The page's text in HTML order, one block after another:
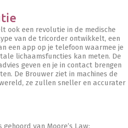
ook een revolutie in de medische
van de tricorder ontwikkelt, een
een app op je telefoon waarmee je
lichaamsfuncties kan meten. De
geven en je in contact brengen
De Brouwer ziet in machines de
ze zullen sneller en accurater
van Moore’s Law: